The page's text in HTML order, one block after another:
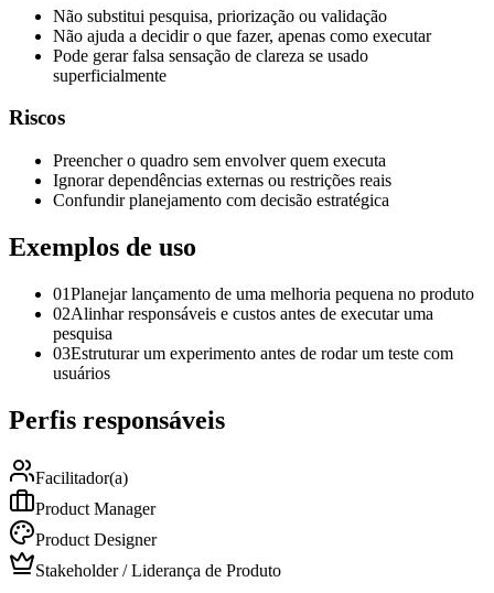
Não substitui pesquisa, priorização ou validação
Não ajuda a decidir o que fazer, apenas como executar
Pode gerar falsa sensação de clareza se usado
superficialmente
Riscos
Preencher o quadro sem envolver quem executa
Ignorar dependências externas ou restrições reais
Confundir planejamento com decisão estratégica
Exemplos de uso
01Planejar lançamento de uma melhoria pequena no produto
02Alinhar responsáveis e custos antes de executar uma
pesquisa
03Estruturar um experimento antes de rodar um teste com
usuários
Perfis responsáveis
Facilitador(a)
Product Manager
Product Designer
Stakeholder / Liderança de Produto